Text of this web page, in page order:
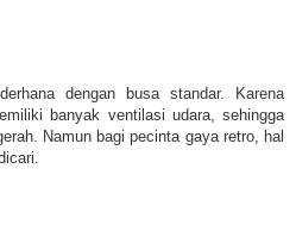
dengan busa standar. Karena
banyak ventilasi udara, sehingga
Namun bagi pecinta gaya retro, hal